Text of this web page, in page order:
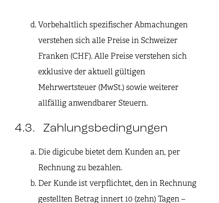
Vorbehaltlich spezifischer Abmachungen
verstehen sich alle Preise in Schweizer
Franken (CHF). Alle Preise verstehen sich
exklusive der aktuell gültigen
Mehrwertsteuer (MwSt.) sowie weiterer
allfällig anwendbarer Steuern.
4.3. Zahlungsbedingungen
Die digicube bietet dem Kunden an, per
Rechnung zu bezahlen.
Der Kunde ist verpflichtet, den in Rechnung
gestellten Betrag innert 10 (zehn) Tagen –